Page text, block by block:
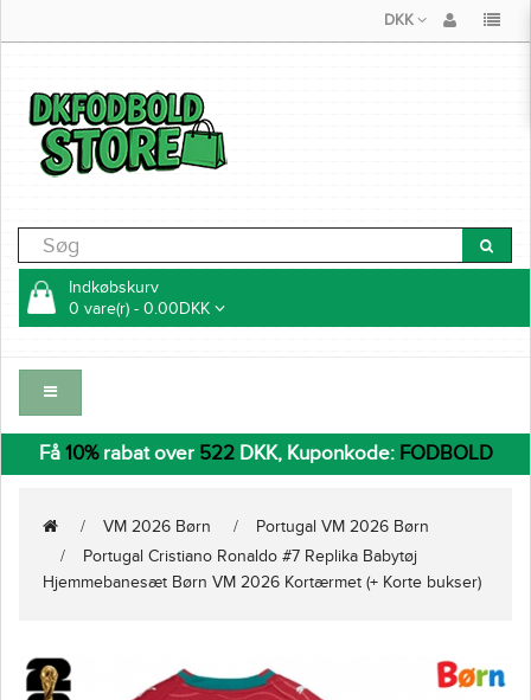
DKK
Indkøbskurv
0 vare(r) - 0.00DKK
Få 10%rabat over 522DKK, Kuponkode: FODBOLD
VM 2026 Børn
Portugal VM 2026 Børn
Portugal Cristiano Ronaldo #7 Replika Babytøj
Hjemmebanesæt Børn VM 2026 Kortærmet (+ Korte bukser)